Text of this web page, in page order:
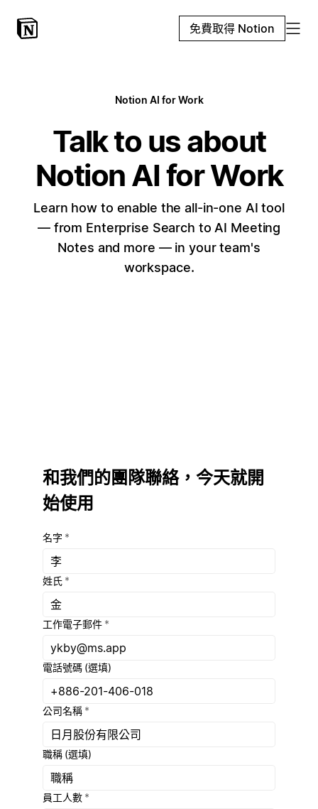
免費取得 Notion
Notion AI for Work
Talk to us about
Notion AI for Work
Learn how to enable the all-in-one AI tool
— from Enterprise Search to AI Meeting
Notes and more — in your team's
workspace.
和我們的團隊聯絡，今天就開
始使用
名字 *
姓氏 *
工作電子郵件 *
電話號碼 (選填)
公司名稱 *
職稱 (選填)
員工人數 *